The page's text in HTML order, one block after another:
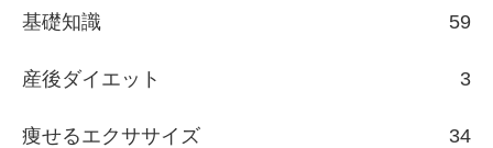
基礎知識 59
産後ダイエット 3
痩せるエクササイズ 34